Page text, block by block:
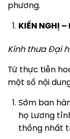
phương.
KIẾN NGHỊ –
Kính thưa Đại
Từ thực tiễn
một số nội
Sớm ban
họ Lương
thống nhất